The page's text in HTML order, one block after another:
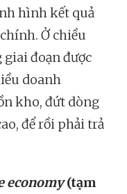
hình kết quả
Ở chiều
đoạn được
doanh
kho, đứt dòng
để rồi phải trả
economy(tạm